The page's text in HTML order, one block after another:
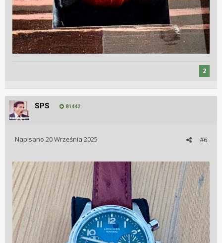
2
SPS 81442
#6
Napisano 20 Września 2025